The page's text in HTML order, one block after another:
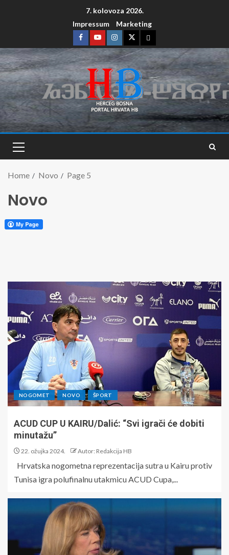
7. kolovoza 2026.
Impressum
Marketing
Home Novo Page 5
Novo
NOGOMET NOVO ŠPORT
ACUD CUP U KAIRU/Dalić: “Svi igrači će dobiti
minutažu”
22. ožujka 2024. Autor: Redakcija HB
Hrvatska nogometna reprezentacija sutra u Kairu protiv
Tunisa igra polufinalnu utakmicu ACUD Cupa,...